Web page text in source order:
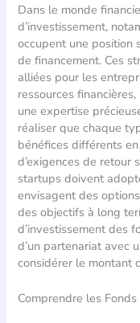
Dans le monde
d’investissement,
occupent une position
de financement. Ces
alliées pour les
ressources
une expertise
réaliser que chaque
bénéfices différents
d’exigences de retour
startups doivent
envisagent des
des objectifs à long
d’investissement des
d’un partenariat avec
considérer le montant
Comprendre les